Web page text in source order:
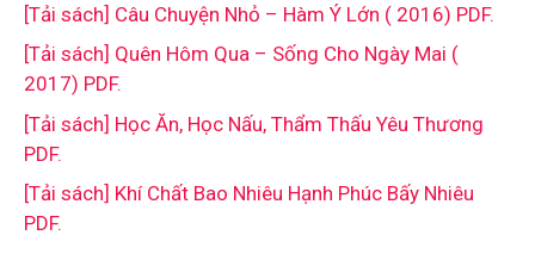
[Tải sách] Câu Chuyện Nhỏ – Hàm Ý Lớn ( 2016) PDF.
[Tải sách] Quên Hôm Qua – Sống Cho Ngày Mai (
2017) PDF.
[Tải sách] Học Ăn, Học Nấu, Thẩm Thấu Yêu Thương
PDF.
[Tải sách] Khí Chất Bao Nhiêu Hạnh Phúc Bấy Nhiêu
PDF.